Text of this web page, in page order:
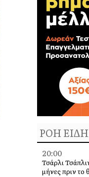
ΡΟΗ
20:00
Τσάρλι
μήνες πριν το